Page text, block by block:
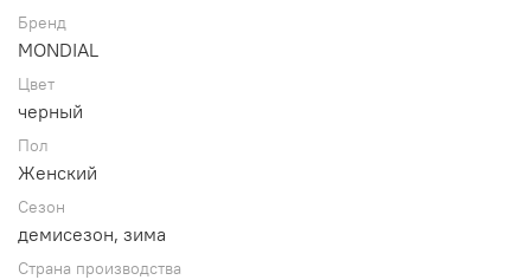
Бренд
MONDIAL
Цвет
черный
Пол
Женский
Сезон
демисезон, зима
Страна производства